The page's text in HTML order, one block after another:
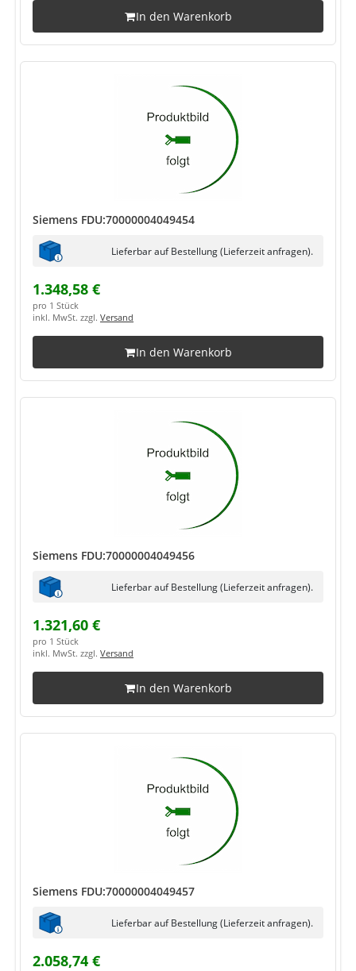
In den Warenkorb
Siemens FDU:70000004049454
Lieferbar auf Bestellung (Lieferzeit anfragen).
1.348,58 €
pro 1 Stück
inkl. MwSt. zzgl. Versand
In den Warenkorb
Siemens FDU:70000004049456
Lieferbar auf Bestellung (Lieferzeit anfragen).
1.321,60 €
pro 1 Stück
inkl. MwSt. zzgl. Versand
In den Warenkorb
Siemens FDU:70000004049457
Lieferbar auf Bestellung (Lieferzeit anfragen).
2.058,74 €